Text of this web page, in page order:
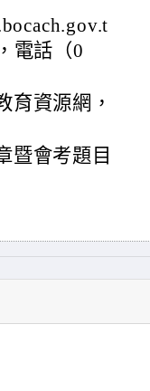
電話（0
育資源網，
暨會考題目